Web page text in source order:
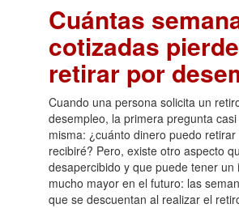
Cuántas
cotizadas
retirar por
Cuando una persona solicita un
desempleo, la primera pregunta
misma: ¿cuánto dinero puedo
recibiré? Pero, existe otro aspecto
desapercibido y que puede tener un
mucho mayor en el futuro: las
que se descuentan al realizar el